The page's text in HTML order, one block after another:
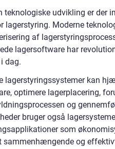
teknologiske udvikling er der
lagerstyring. Moderne
af
lagersoftware har
dag.
lagerstyringssystemer kan
optimere lagerplacering,
og
bruger også
som
sammenhængende og